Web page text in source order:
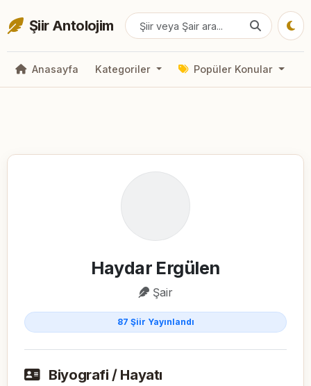
Şiir Antolojim
Anasayfa Kategoriler Popüler Konular
Haydar Ergülen
Şair
87 Şiir Yayınlandı
Biyografi / Hayatı